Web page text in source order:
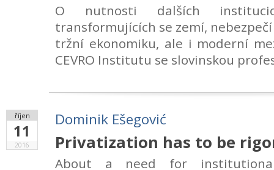
O nutnosti dalších
transformujících se zemí,
tržní ekonomiku, ale i moderní
CEVRO Institutu se slovinskou
říjen
11
2016
Dominik Ešegović
Privatization has to be
About a need for